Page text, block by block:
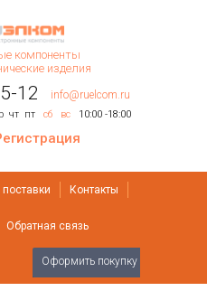
компоненты
изделия
12 info@ruelcom.ru
чт пт сб вс 10:00 -18:00
Контакты
Обратная связь
Оформить покупку